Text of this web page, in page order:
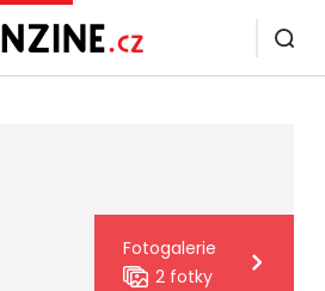
Fotogalerie
2 fotky